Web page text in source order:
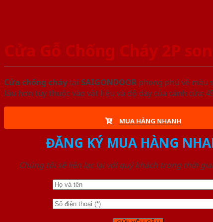
Cửa Gỗ Chống Cháy 2P
Cửa chống cháytại SAIGONDOOR phong phú về màu
lâu hơn tùy thuộc vào vật liệu và độ dày của cánh cửa:
MUA HÀNG NHANH
ĐĂNG KÝ MUA HÀNG
Chúng tôi sẽ liên lạc lại với quý khách trong thời